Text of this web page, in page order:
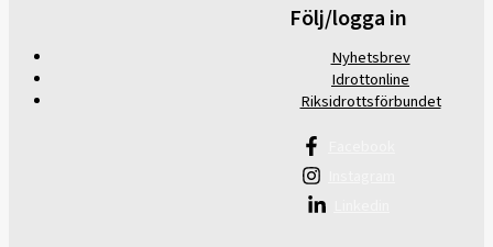
Följ/logga in
Nyhetsbrev
Idrottonline
Riksidrottsförbundet